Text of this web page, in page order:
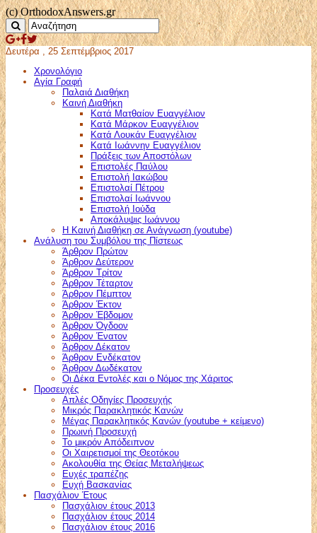
(c) OrthodoxAnswers.gr
Δευτέρα , 25 Σεπτέμβριος 2017
Χρονολόγιο
Αγία Γραφή
Παλαιά Διαθήκη
Καινή Διαθήκη
Κατά Ματθαίον Ευαγγέλιον
Κατά Μάρκον Ευαγγέλιον
Κατά Λουκάν Ευαγγέλιον
Κατά Ιωάννην Ευαγγέλιον
Πράξεις των Αποστόλων
Επιστολές Παύλου
Επιστολή Ιακώβου
Επιστολαί Πέτρου
Επιστολαί Ιωάννου
Επιστολή Ιούδα
Αποκάλυψις Ιωάννου
Η Καινή Διαθήκη σε Ανάγνωση (youtube)
Ανάλυση του Συμβόλου της Πίστεως
Άρθρον Πρώτον
Άρθρον Δεύτερον
Άρθρον Τρίτον
Άρθρον Τέταρτον
Άρθρον Πέμπτον
Άρθρον Έκτον
Άρθρον Έβδομον
Άρθρον Όγδοον
Άρθρον Ένατον
Άρθρον Δέκατον
Άρθρον Ενδέκατον
Άρθρον Δωδέκατον
Οι Δέκα Εντολές και ο Νόμος της Χάριτος
Προσευχές
Απλές Οδηγίες Προσευχής
Μικρός Παρακλητικός Κανών
Μέγας Παρακλητικός Κανών (youtube + κείμενο)
Πρωινή Προσευχή
Το μικρόν Απόδειπνον
Οι Χαιρετισμοί της Θεοτόκου
Ακολουθία της Θείας Μεταλήψεως
Ευχές τραπέζης
Ευχή Βασκανίας
Πασχάλιον Έτους
Πασχάλιον έτους 2013
Πασχάλιον έτους 2014
Πασχάλιον έτους 2016